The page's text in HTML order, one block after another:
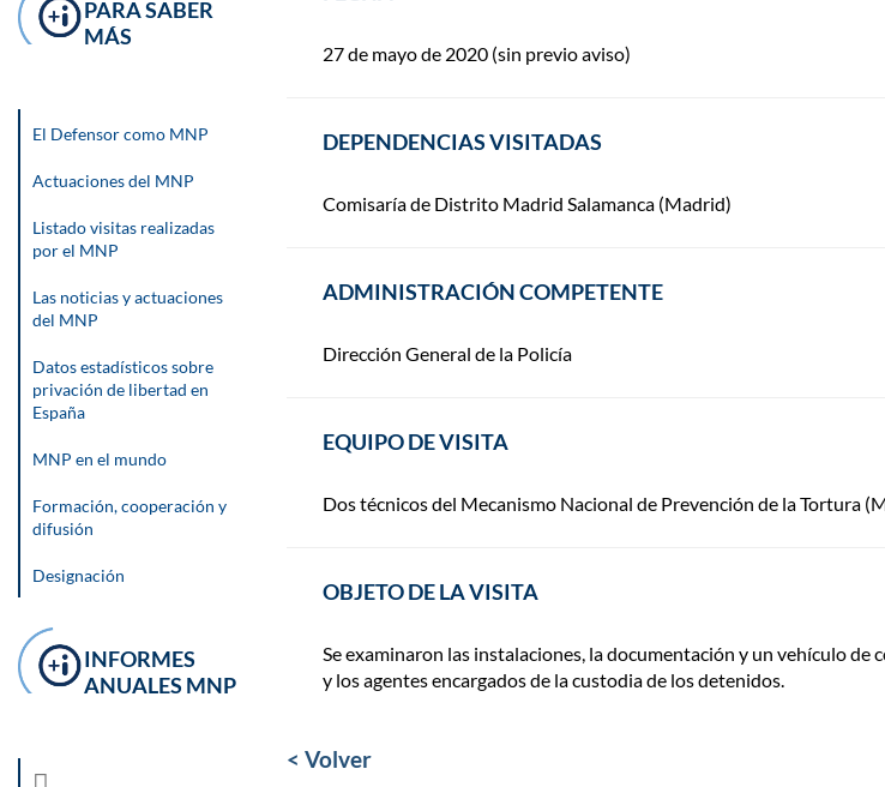
27 de mayo de 2020 (sin previo aviso)
DEPENDENCIAS VISITADAS
Comisaría de Distrito Madrid Salamanca (Madrid)
ADMINISTRACIÓN COMPETENTE
Dirección General de la Policía
EQUIPO DE VISITA
Dos técnicos del Mecanismo Nacional de Prevención de la Tortura
OBJETO DE LA VISITA
Se examinaron las instalaciones, la documentación y un vehículo
y los agentes encargados de la custodia de los detenidos.
< Volver
PARA SABER
MÁS
El Defensor como MNP
Actuaciones del MNP
Listado visitas realizadas
por el MNP
Las noticias y actuaciones
del MNP
Datos estadísticos sobre
privación de libertad en
España
MNP en el mundo
Formación, cooperación y
difusión
Designación
INFORMES
ANUALES MNP